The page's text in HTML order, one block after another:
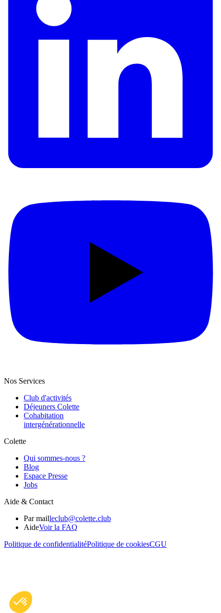
Nos Services
Club d'activités
Déjeuners Colette
Cohabitation
intergénération­nelle
Colette
Qui sommes-nous ?
Blog
Espace Presse
Jobs
Aide & Contact
Par mailleclub@colette.club
AideVoir la FAQ
Politique de confidentialitéPolitique de cookiesCGU